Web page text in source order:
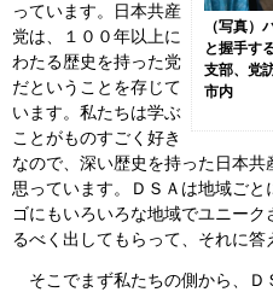
（写真）
と握手す
支部、党
市内
っています。日本共産
党は、１００年以上に
わたる歴史を持った党
だということを存じて
います。私たちは学ぶ
ことがものすごく好き
なので、深い歴史を持った日本
思っています。ＤＳＡは地域ご
ゴにもいろいろな地域でユニー
るべく出してもらって、それに答
そこでまず私たちの側から、Ｄ